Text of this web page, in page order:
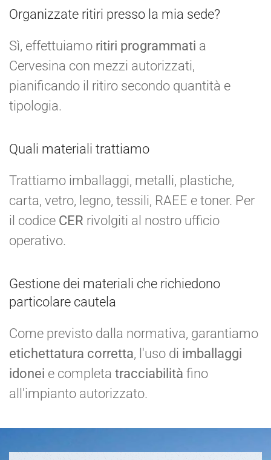
Organizzate ritiri presso la mia sede?
Sì, effettuiamo ritiri programmati a
Cervesina con mezzi autorizzati,
pianificando il ritiro secondo quantità e
tipologia.
Quali materiali trattiamo
Trattiamo imballaggi, metalli, plastiche,
carta, vetro, legno, tessili, RAEE e toner. Per
il codice CER rivolgiti al nostro ufficio
operativo.
Gestione dei materiali che richiedono
particolare cautela
Come previsto dalla normativa, garantiamo
etichettatura corretta, l'uso di imballaggi
idonei e completa tracciabilità fino
all'impianto autorizzato.